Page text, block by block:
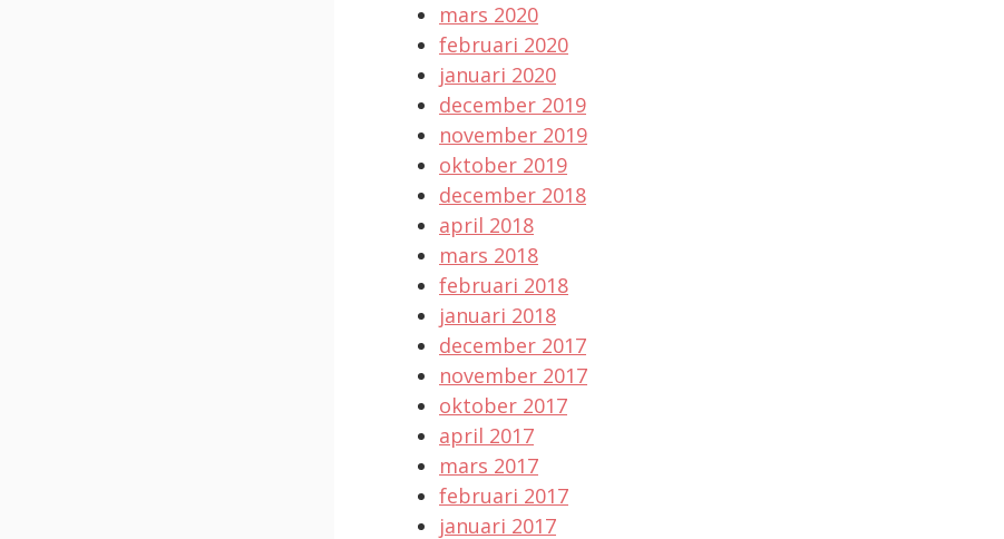
mars 2020
februari 2020
januari 2020
december 2019
november 2019
oktober 2019
december 2018
april 2018
mars 2018
februari 2018
januari 2018
december 2017
november 2017
oktober 2017
april 2017
mars 2017
februari 2017
januari 2017